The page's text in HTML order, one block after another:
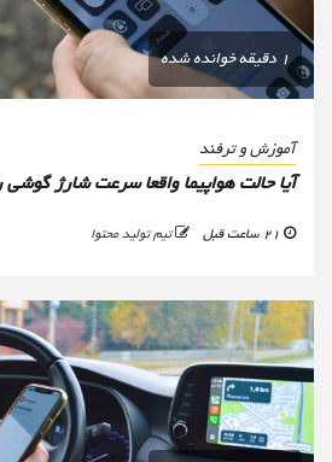
1 دقیقه خوانده شده
آموزش و ترفند
آیا حالت هواپیما واقعا سرعت شارژ گوشی
تیم تولید محتوا